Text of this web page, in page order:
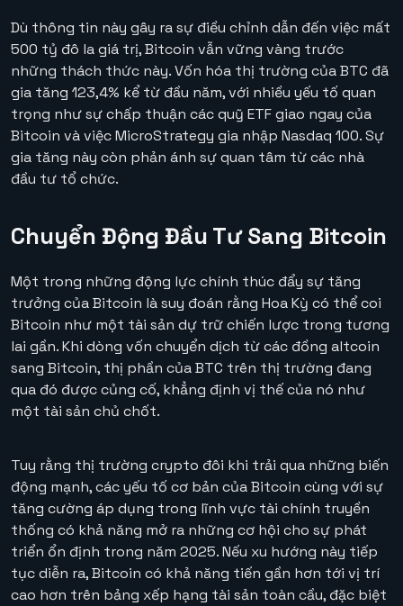
Dù thông tin này gây ra sự điều chỉnh dẫn đến việc mất
500 tỷ đô la giá trị, Bitcoin vẫn vững vàng trước
những thách thức này. Vốn hóa thị trường của BTC đã
gia tăng 123,4% kể từ đầu năm, với nhiều yếu tố quan
trọng như sự chấp thuận các quỹ ETF giao ngay của
Bitcoin và việc MicroStrategy gia nhập Nasdaq 100. Sự
gia tăng này còn phản ánh sự quan tâm từ các nhà
đầu tư tổ chức.
Chuyển Động Đầu Tư Sang Bitcoin
Một trong những động lực chính thúc đẩy sự tăng
trưởng của Bitcoin là suy đoán rằng Hoa Kỳ có thể coi
Bitcoin như một tài sản dự trữ chiến lược trong tương
lai gần. Khi dòng vốn chuyển dịch từ các đồng altcoin
sang Bitcoin, thị phần của BTC trên thị trường đang
qua đó được củng cố, khẳng định vị thế của nó như
một tài sản chủ chốt.
Tuy rằng thị trường crypto đôi khi trải qua những biến
động mạnh, các yếu tố cơ bản của Bitcoin cùng với sự
tăng cường áp dụng trong lĩnh vực tài chính truyền
thống có khả năng mở ra những cơ hội cho sự phát
triển ổn định trong năm 2025. Nếu xu hướng này tiếp
tục diễn ra, Bitcoin có khả năng tiến gần hơn tới vị trí
cao hơn trên bảng xếp hạng tài sản toàn cầu, đặc biệt